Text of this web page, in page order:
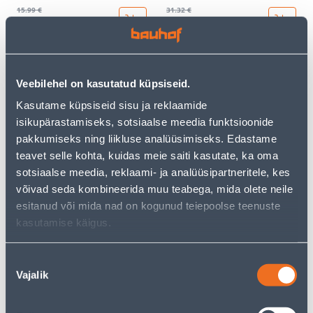
Veebilehel on kasutatud küpsiseid.
Kasutame küpsiseid sisu ja reklaamide
isikupärastamiseks, sotsiaalse meedia funktsioonide
pakkumiseks ning liikluse analüüsimiseks. Edastame
teavet selle kohta, kuidas meie saiti kasutate, ka oma
sotsiaalse meedia, reklaami- ja analüüsipartneritele, kes
võivad seda kombineerida muu teabega, mida olete neile
esitanud või mida nad on kogunud teiepoolse teenuste
kasutamise käigus.
valik
Vajalik
15.99 €
9
31.32 €
18
LÜLITI 1-NE ABB VEKSEL
BEEŽ BASIC55
5
LÜLITI 1-NE ABB RIST BEEŽ
BASIC55
14 .15 €